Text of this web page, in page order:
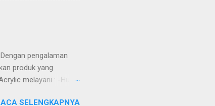
-Custom
pengalaman
produk yang
melayani : -Huruf
-Jasa Potong Metal
SELENGKAPNYA